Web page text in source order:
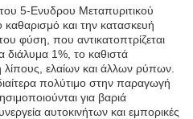
5-Ενυδρου Μεταπυριτικού
καθαρισμό και την κατασκευή
φύση, που αντικατοπτρίζεται
1%, το καθιστά
ελαίων και άλλων ρύπων.
πολύτιμο στην παραγωγή
για βαριά
αυτοκινήτων και εμπορικές